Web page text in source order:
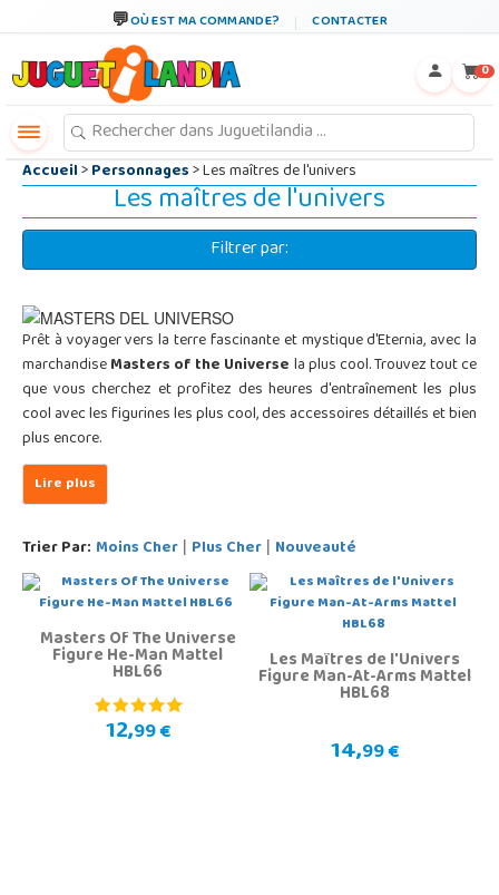
OÙ EST MA COMMANDE? CONTACTER
0
Accueil>Personnages> Les maîtres de l'univers
Les maîtres de l'univers
Filtrer par:
Prêt à voyager vers la terre fascinante et mystique d'Eternia, avec la
marchandiseMasters of the Universela plus cool. Trouvez tout ce
que vous cherchez et profitez des heures d'entraînement les plus
cool avec les figurines les plus cool, des accessoires détaillés et bien
plus encore.
Trier Par: Moins Cher | Plus Cher | Nouveauté
Masters Of The Universe
Figure He-Man Mattel
HBL66
12,99 €
Les Maîtres de l'Univers
Figure Man-At-Arms Mattel
HBL68
14,99 €